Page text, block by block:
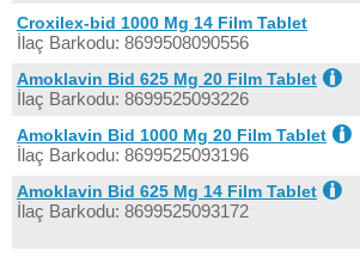
Croxilex-bid 1000 Mg 14 Film Tablet
İlaç Barkodu: 8699508090556
Amoklavin Bid 625 Mg 20 Film Tablet
İlaç Barkodu: 8699525093226
Amoklavin Bid 1000 Mg 20 Film Tablet
İlaç Barkodu: 8699525093196
Amoklavin Bid 625 Mg 14 Film Tablet
İlaç Barkodu: 8699525093172